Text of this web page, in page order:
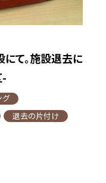
て。施設退去に
グ
退去の片付け